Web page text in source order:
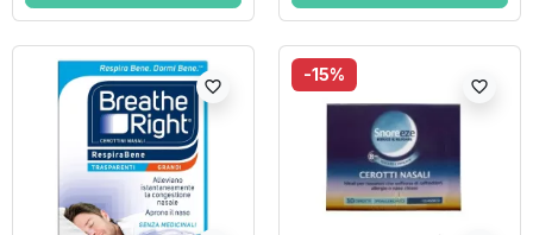
favorite_border
-15%
favorite_border